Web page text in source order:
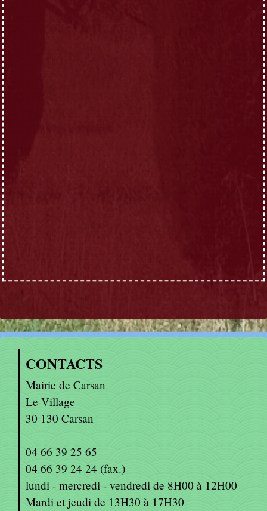
CONTACTS
Mairie de Carsan
Le Village
30 130 Carsan
04 66 39 25 65
04 66 39 24 24 (fax.)
lundi - mercredi - vendredi de 8H00 à 12H00
Mardi et jeudi de 13H30 à 17H30